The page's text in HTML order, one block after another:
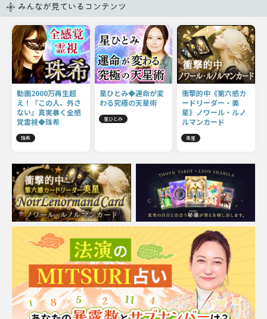
みんなが見ているコンテンツ
動画2000万再生超
え！『この人、外さ
ない』真実暴く全感
覚霊視◆珠希
珠希
星ひとみ◆運命が変
わる究極の天星術
星ひとみ
衝撃的中《第六感カ
ードリーダー・美
星》ノワール・ルノ
ルマンカード
美星